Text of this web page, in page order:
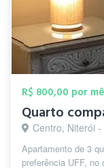
R$ 800,00 por
Centro, Niterói -
Apartamento de 3
preferência UFF,